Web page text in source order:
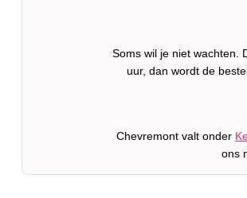
Soms wil je niet wachten.
uur, dan wordt de
Chevremont valt onder
ons